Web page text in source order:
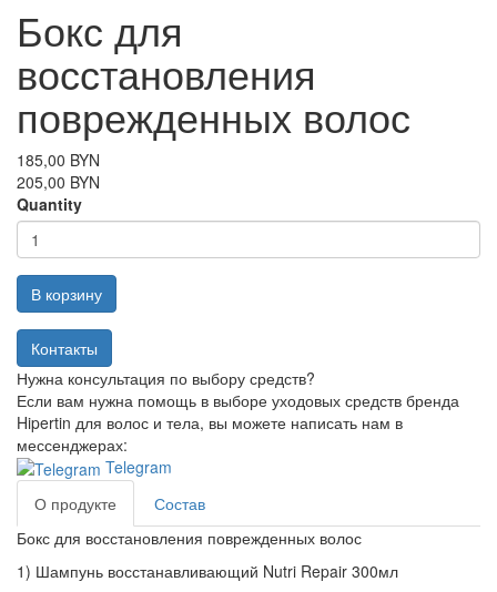
Бокс для
восстановления
поврежденных волос
185,00 BYN
205,00 BYN
Quantity
В корзину
Нужна консультация по выбору средств?
Если вам нужна помощь в выборе уходовых средств бренда
Hipertin для волос и тела, вы можете написать нам в
мессенджерах:
Telegram
О продукте
Состав
Бокс для восстановления поврежденных волос
1) Шампунь восстанавливающий Nutri Repair 300мл